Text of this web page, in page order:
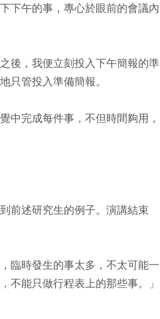
下午的事，專心於眼前的會議內
後，我便立刻投入下午簡報的準
只管投入準備簡報。
中完成每件事，不但時間夠用，
前述研究生的例子。演講結束
臨時發生的事太多，不太可能一
不能只做行程表上的那些事。」